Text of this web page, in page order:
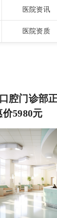
医院资讯
医院资质
腔门诊部
5980元